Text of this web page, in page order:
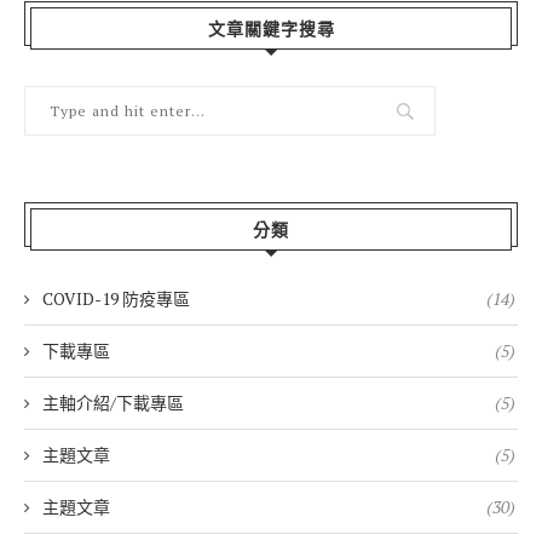
文章關鍵字搜尋
分類
COVID-19 防疫專區 (14)
下載專區 (5)
主軸介紹/下載專區 (5)
主題文章 (5)
主題文章 (30)